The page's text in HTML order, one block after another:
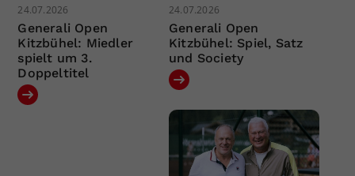
24.07.2026
Generali Open
Kitzbühel: Miedler
spielt um 3.
Doppeltitel
24.07.2026
Generali Open
Kitzbühel: Spiel, Satz
und Society